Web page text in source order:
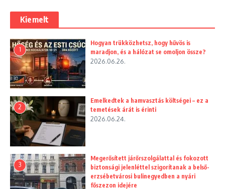
Kiemelt
1
Hogyan trükközhetsz, hogy hűvös is
maradjon, és a hálózat se omoljon össze?
2026.06.26.
2
Emelkedtek a hamvasztás költségei – ez a
temetések árát is érinti
2026.06.24.
3
Megerősített járőrszolgálattal és fokozott
biztonsági jelenléttel szigorítanak a belső-
erzsébetvárosi bulinegyedben a nyári
főszezon idejére